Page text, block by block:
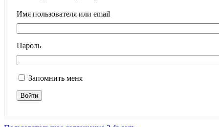
Имя пользователя или email
Пароль
Запомнить меня